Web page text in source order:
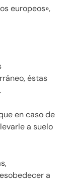
europeos»,
éstas
en caso de
a suelo
a